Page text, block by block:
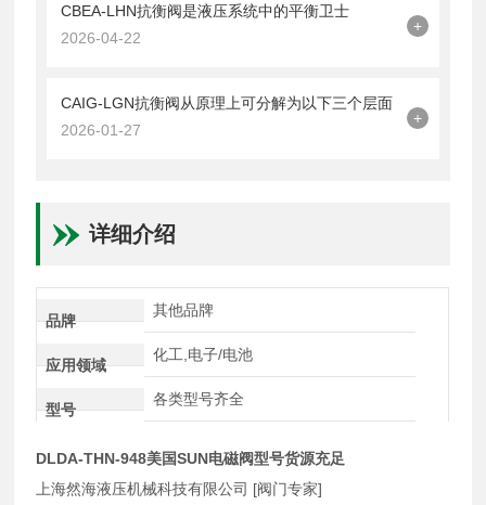
CBEA-LHN抗衡阀是液压系统中的平衡卫士
2026-04-22
+
CAIG-LGN抗衡阀从原理上可分解为以下三个层面
2026-01-27
+
详细介绍
品牌
其他品牌
应用领域
化工,电子/电池
型号
各类型号齐全
DLDA-THN-948美国SUN电磁阀型号货源充足
上海然海液压机械科技有限公司 [阀门专家]